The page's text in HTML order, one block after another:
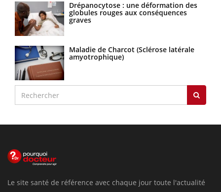
Drépanocytose : une déformation des
globules rouges aux conséquences
graves
Maladie de Charcot (Sclérose latérale
amyotrophique)
Le site santé de référence avec chaque jour toute l'actualité